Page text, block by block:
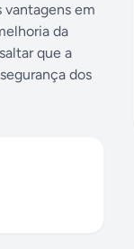
em
da
que a
dos